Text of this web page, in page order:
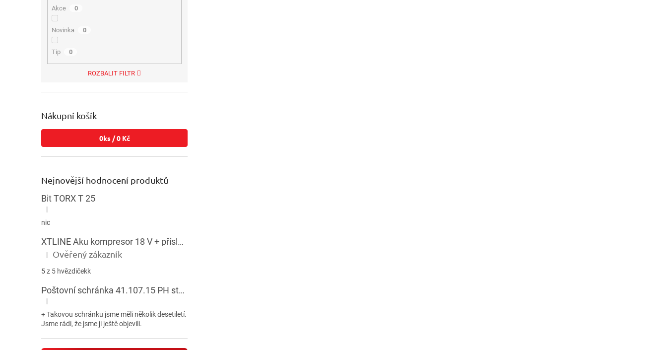
Akce 0
Novinka 0
Tip 0
ROZBALIT FILTR
Nákupní košík
0ks /0 Kč
Nejnovější hodnocení produktů
Bit TORX T 25
Hodnocení produktu je 5 z 5 hvězdiček.
|
nic
XTLINE Aku kompresor 18 V + příslušenství
Hodnocení produktu je 5 z 5 hvězdiček.
| Ověřený zákazník
5 z 5 hvězdičekk
Poštovní schránka 41.107.15 PH stojatá HNĚDÁ
Hodnocení produktu je 5 z 5 hvězdiček.
|
+ Takovou schránku jsme měli několik desetiletí.
Jsme rádi, že jsme ji ještě objevili.